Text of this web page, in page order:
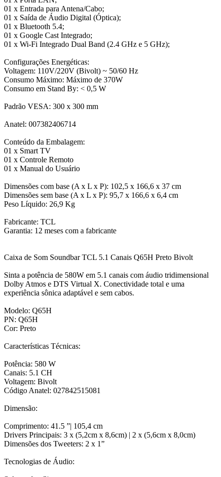
01 x Entrada para Antena/Cabo;
01 x Saída de Áudio Digital (Óptica);
01 x Bluetooth 5.4;
01 x Google Cast Integrado;
01 x Wi-Fi Integrado Dual Band (2.4 GHz e 5 GHz);
Configurações Energéticas:
Voltagem: 110V/220V (Bivolt) ~ 50/60 Hz
Consumo Máximo: Máximo de 370W
Consumo em Stand By: < 0,5 W
Padrão VESA: 300 x 300 mm
Anatel: 007382406714
Conteúdo da Embalagem:
01 x Smart TV
01 x Controle Remoto
01 x Manual do Usuário
Dimensões com base (A x L x P): 102,5 x 166,6 x 37 cm
Dimensões sem base (A x L x P): 95,7 x 166,6 x 6,4 cm
Peso Líquido: 26,9 Kg
Fabricante: TCL
Garantia: 12 meses com a fabricante
Caixa de Som Soundbar TCL 5.1 Canais Q65H Preto Bivolt
Sinta a potência de 580W em 5.1 canais com áudio tridimensional
Dolby Atmos e DTS Virtual X. Conectividade total e uma
experiência sônica adaptável e sem cabos.
Modelo: Q65H
PN: Q65H
Cor: Preto
Características Técnicas:
Potência: 580 W
Canais: 5.1 CH
Voltagem: Bivolt
Código Anatel: 027842515081
Dimensão:
Comprimento: 41.5 ”| 105,4 cm
Drivers Principais: 3 x (5,2cm x 8,6cm) | 2 x (5,6cm x 8,0cm)
Dimensões dos Tweeters: 2 x 1”
Tecnologias de Áudio: